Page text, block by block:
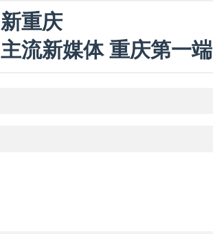
新重庆
主流新媒体 重庆第一端